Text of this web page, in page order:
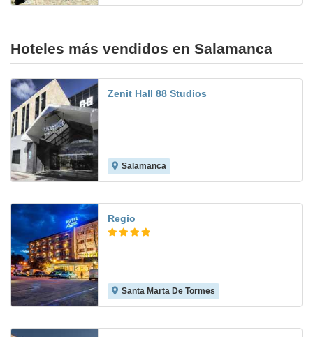
Hoteles más vendidos en Salamanca
Zenit Hall 88 Studios
Salamanca
Regio
Santa Marta De Tormes